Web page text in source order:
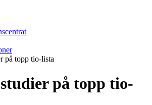
på topp tio-lista
på topp tio-